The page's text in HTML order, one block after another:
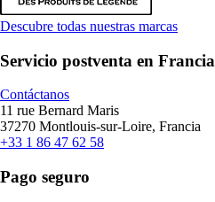
Descubre todas nuestras marcas
Servicio postventa en Francia
Contáctanos
11 rue Bernard Maris
37270 Montlouis-sur-Loire, Francia
+33 1 86 47 62 58
Pago seguro